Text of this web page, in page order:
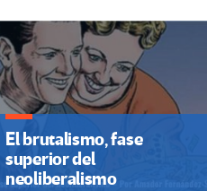
El brutalismo, fase
superior del
neoliberalismo